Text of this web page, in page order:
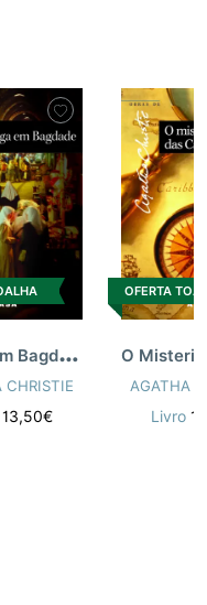
I
ntriga Em Bagdad 35
CHRISTIE
13,50€
OFERTA
AGATHA
Livro